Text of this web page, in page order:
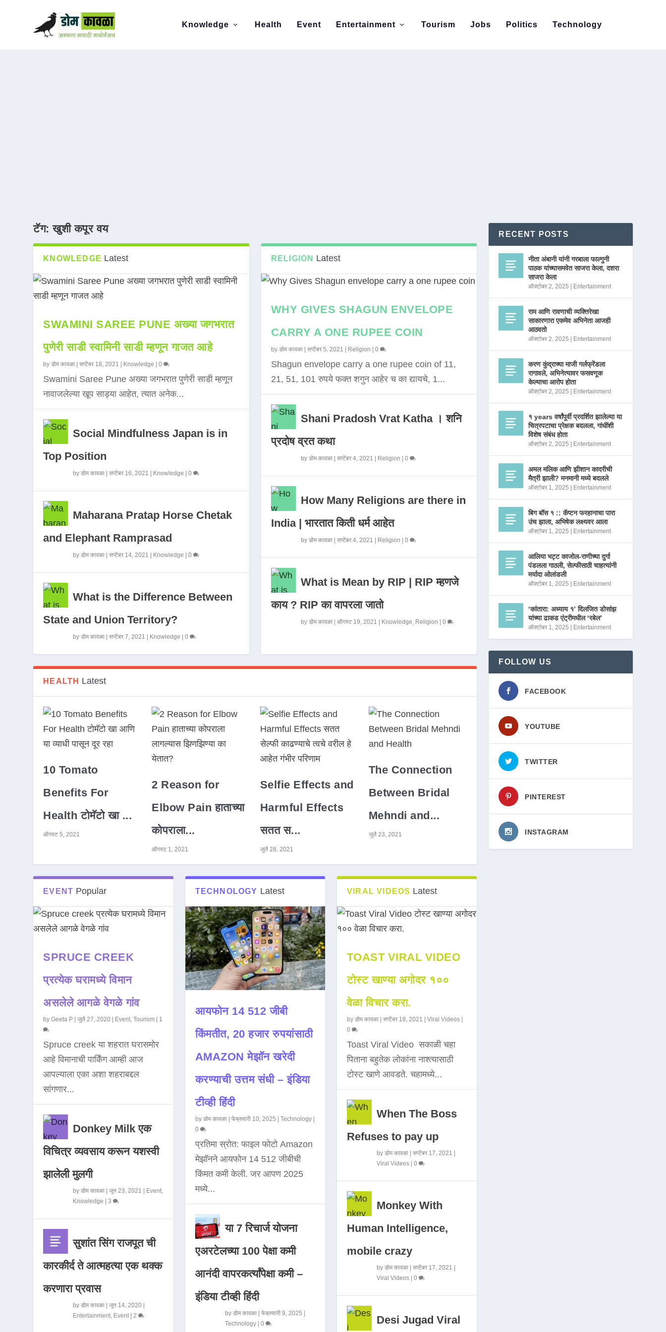
Knowledge Health Event Entertainment Tourism Jobs Politics Technology
टॅग:खुशी कपूर वय
KNOWLEDGE Latest
SWAMINI SAREE PUNE अख्या जगभरात
पुणेरी साडी स्वामिनी साडी म्हणून गाजत आहे
byडोम कावळा |सप्टेंबर 18, 2021 Knowledge |0
Swamini Saree Pune अख्या जगभरात पुणेरी साडी म्हणून
नावाजलेल्या खूप साड्या आहेत, त्यात अनेक...
Social Mindfulness Japan is in
Top Position
byडोम कावळा |सप्टेंबर 16, 2021 Knowledge |0
Maharana Pratap Horse Chetak
and Elephant Ramprasad
byडोम कावळा |सप्टेंबर 14, 2021 Knowledge |0
What is the Difference Between
State and Union Territory?
byडोम कावळा |सप्टेंबर 7, 2021 Knowledge |0
RELIGION Latest
WHY GIVES SHAGUN ENVELOPE
CARRY A ONE RUPEE COIN
by डोम कावळा| सप्टेंबर 5, 2021 Religion 0
Shagun envelope carry a one rupee coin of 11,
21, 51, 101 रुपये फक्त शगुन आहेर च का द्यायचे, 1...
Shani Pradosh Vrat Katha । शनि
प्रदोष व्रत कथा
by डोम कावळा| सप्टेंबर 4, 2021 Religion 0
How Many Religions are there in
India | भारतात किती धर्म आहेत
by डोम कावळा| सप्टेंबर 4, 2021 Religion 0
What is Mean by RIP | RIP म्हणजे
काय ? RIP का वापरला जातो
by डोम कावळा| ऑगस्ट 19, 2021 Knowledge, Religion 0
HEALTH Latest
10 Tomato
Benefits For
Health टोमॅटो खा ...
ऑगस्ट 5, 2021
2 Reason for
Elbow Pain हाताच्या
कोपराला...
ऑगस्ट 1, 2021
Selfie Effects and
Harmful Effects
सतत स...
जुलै 28, 2021
The Connection
Between Bridal
Mehndi and...
जुलै 23, 2021
EVENT Popular
SPRUCE CREEK
प्रत्येक घरामध्ये विमान
असलेले आगळे वेगळे गांव
byGeeta P |जुलै 27, 2020 | Event ,Tourism | 1
Spruce creek या शहरात घरासमोर
आहे विमानाची पार्किंग आम्ही आज
आपल्याला एका अशा शहराबद्दल
सांगणार...
Donkey Milk एक
विचित्र व्यवसाय करून यशस्वी
झालेली मुलगी
byडोम कावळा |जून 23, 2021 | Event
Knowledge |3
सुशांत सिंग राजपूत ची
कारकीर्द ते आत्महत्या एक थक्क
करणारा प्रवास
byडोम कावळा |जून 14, 2020 |
Entertainment Event | 2
TECHNOLOGY Latest
आयफोन 14 512 जीबी
किंमतीत, 20 हजार रुपयांसाठी
AMAZON मेझॉन खरेदी
करण्याची उत्तम संधी – इंडिया
टीव्ही हिंदी
by डोम कावळा| फेब्रुवारी 10, 2025 Technology|
0
प्रतिमा स्रोत: फाइल फोटो Amazon
मेझॉनने आयफोन 14 512 जीबीची
किंमत कमी केली. जर आपण 2025
मध्ये...
या 7 रिचार्ज योजना
एअरटेलच्या 100 पेक्षा कमी
आनंदी वापरकर्त्यांपेक्षा कमी –
इंडिया टीव्ही हिंदी
by डोम कावळा| फेब्रुवारी 9, 2025
Technology| 0
VIRAL VIDEOS Latest
TOAST VIRAL VIDEO
टोस्ट खाण्या अगोदर १००
वेळा विचार करा.
by डोम कावळा| सप्टेंबर 18, 2021 | Viral Videos|
0
Toast Viral Video सकाळी चहा
पिताना बहुतेक लोकांना नाश्त्यासाठी
टोस्ट खाणे आवडते. चहामध्ये...
When The Boss
Refuses to pay up
by डोम कावळा| सप्टेंबर 17, 2021 |
Viral Videos| 0
Monkey With
Human Intelligence,
mobile crazy
by डोम कावळा| सप्टेंबर 17, 2021 |
Viral Videos| 0
Desi Jugad Viral
RECENT POSTS
नीता अंबानी यांनी गरबाला फाल्गुनी
पाठक यांच्यासमवेत साजरा केला, दशरा
साजरा केला
ऑक्टोबर 2, 2025 Entertainment
राम आणि रावणाची व्यक्तिरेखा
साकारणारा एकमेव अभिनेता आजही
आठवतो
ऑक्टोबर 2, 2025 Entertainment
करण कुंद्राच्या माजी गर्लफ्रेंडला
रागावले, अभिनेत्यावर फसवणूक
केल्याचा आरोप होता
ऑक्टोबर 2, 2025 Entertainment
१ years वर्षांपूर्वी प्रदर्शित झालेल्या या
चित्रपटाचा प्रेक्षक बदलला, गांधींशी
विशेष संबंध होता
ऑक्टोबर 2, 2025 Entertainment
अमल मलिक आणि झीशान कादरीची
मैत्री झाली? मनमानी मध्ये बदलले
ऑक्टोबर 1, 2025 Entertainment
बिग बॉस १ :: कॅप्टन फरहानाचा पारा
उंच झाला, अभिषेक लक्ष्यवर आला
ऑक्टोबर 1, 2025 Entertainment
आलिया भट्ट काजोल-राणीच्या दुर्गा
पंडलला गाठली, सेल्फीसाठी चाहत्यांनी
मर्यादा ओलांडली
ऑक्टोबर 1, 2025 Entertainment
‘कांतारा: अध्याय १’ दिलजित डोसांझ
यांच्या ढाकड एंट्रीमधील ‘रबेल’
ऑक्टोबर 1, 2025 Entertainment
FOLLOW US
FACEBOOK
YOUTUBE
TWITTER
PINTEREST
INSTAGRAM